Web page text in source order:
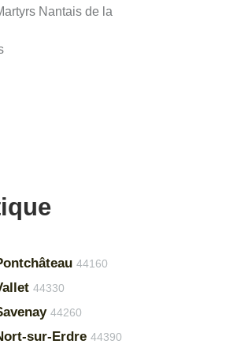
Nantais de la
44160
44330
44260
sur-Erdre 44390